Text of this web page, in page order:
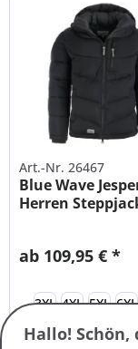
Art.-Nr. 26467
Blue Wave
Herren
ab 109,95 € *
3XL 4XL 5XL 6XL
Hallo! Schön,